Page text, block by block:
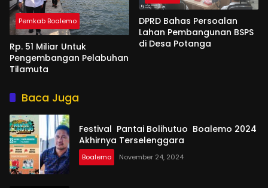
Pemkab Boalemo
Rp. 51 Miliar Untuk
Pengembangan Pelabuhan
Tilamuta
DPRD Bahas Persoalan
Lahan Pembangunan BSPS
di Desa Potanga
Baca Juga
Festival Pantai Bolihutuo Boalemo 2024
Akhirnya Terselenggara
Boalemo November 24, 2024